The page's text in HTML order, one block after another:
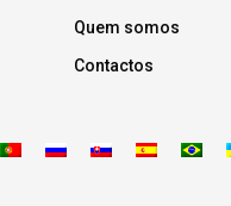
Quem somos
Contactos